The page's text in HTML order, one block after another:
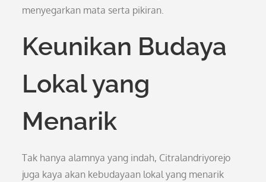
menyegarkan mata serta pikiran.
Keunikan Budaya
Lokal yang
Menarik
Tak hanya alamnya yang indah, Citralandriyorejo
juga kaya akan kebudayaan lokal yang menarik